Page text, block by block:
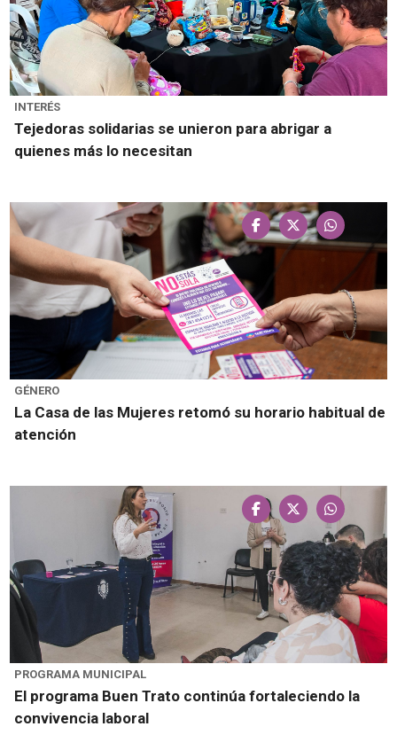
INTERÉS
Tejedoras solidarias se unieron para abrigar a
quienes más lo necesitan
GÉNERO
La Casa de las Mujeres retomó su horario habitual de
atención
PROGRAMA MUNICIPAL
El programa Buen Trato continúa fortaleciendo la
convivencia laboral